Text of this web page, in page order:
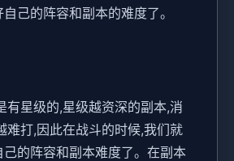
己的阵容和副本的难度了。
有星级的,星级越资深的副本,消
难打,因此在战斗的时候,我们就
的阵容和副本难度了。在副本